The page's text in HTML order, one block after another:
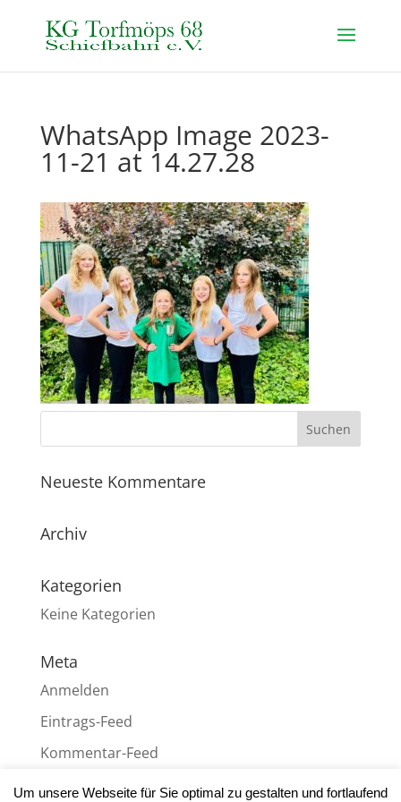
WhatsApp Image 2023-
11-21 at 14.27.28
Neueste Kommentare
Archiv
Kategorien
Keine Kategorien
Meta
Anmelden
Eintrags-Feed
Kommentar-Feed
WordPress.org
Um unsere Webseite für Sie optimal zu gestalten und fortlaufend